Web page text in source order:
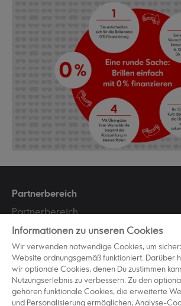
Partnerbereich
Partnerbereich
Partner werden
Werbemittel
Partnerportal
Kundenservice
Informationen zu unseren Cookies
Wir verwenden notwendige Cookies, um
Website ordnungsgemäß funktioniert. Darüber
wir optionale Cookies, denen Du zustimmen
Nutzungserlebnis zu verbessern. Zu den
gehören funktionale Cookies, die erweiterte
und Personalisierung ermöglichen, Analyse-